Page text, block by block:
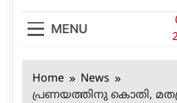
MENU
Home
News
പ്രണയത്തിനു കൊതി,